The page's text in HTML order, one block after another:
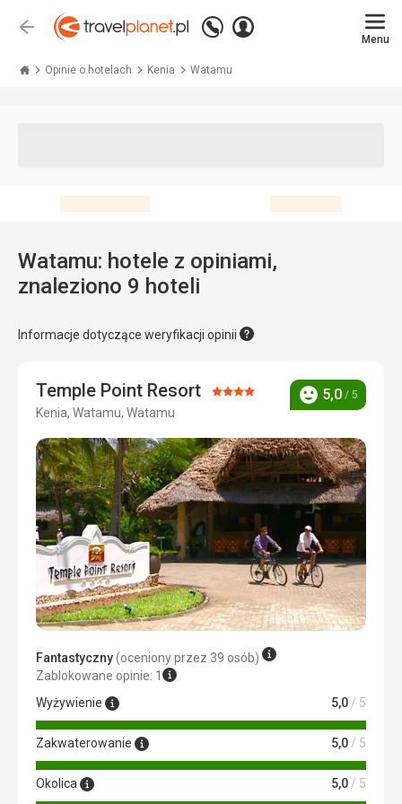
Wstecz
Zadzwoń
+48 71 771 76 55
Zaloguj
Menu
Opinie o hotelach Kenia Watamu
Watamu: hotele z opiniami,
znaleziono 9 hoteli
Informacje dotyczące weryfikacji opinii
Temple Point Resort Ocena:
Kenia, Watamu, Watamu
Ocena
5,0 / 5
Fantastyczny(oceniony przez 39 osób)
Zablokowane opinie: 1
Wyżywienie
5,0 / 5
Zakwaterowanie 5,0 / 5
Okolica 5,0 / 5